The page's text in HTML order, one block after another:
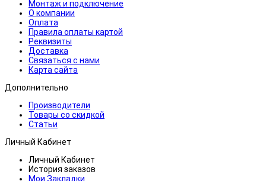
Монтаж и подключение
О компании
Оплата
Правила оплаты картой
Реквизиты
Доставка
Связаться с нами
Карта сайта
Дополнительно
Производители
Товары со скидкой
Статьи
Личный Кабинет
Личный Кабинет
История заказов
Мои Закладки